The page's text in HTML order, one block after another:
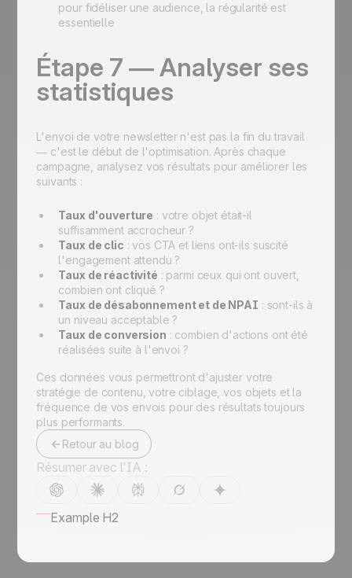
Retour au blog
Résumer avec l'IA :
Example H2
pour fidéliser une audience, la régularité est
essentielle
Étape 7 — Analyser ses
statistiques
L'envoi de votre newsletter n'est pas la fin du travail
— c'est le début de l'optimisation. Après chaque
campagne, analysez vos résultats pour améliorer les
suivants :
Taux d'ouverture : votre objet était-il
suffisamment accrocheur ?
Taux de clic : vos CTA et liens ont-ils suscité
l'engagement attendu ?
Taux de réactivité : parmi ceux qui ont ouvert,
combien ont cliqué ?
Taux de désabonnement et de NPAI : sont-ils à
un niveau acceptable ?
Taux de conversion : combien d'actions ont été
réalisées suite à l'envoi ?
Ces données vous permettront d'ajuster votre
stratégie de contenu, votre ciblage, vos objets et la
fréquence de vos envois pour des résultats toujours
plus performants.